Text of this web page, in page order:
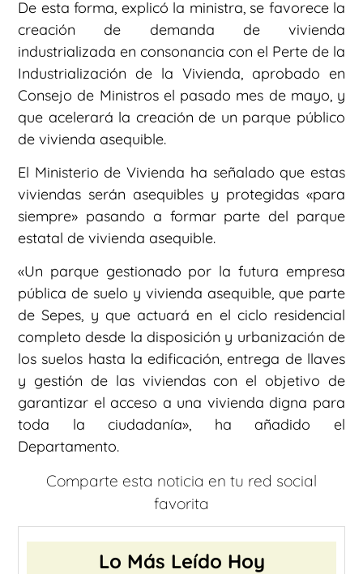
De esta forma, explicó la ministra, se favorece la
creación de demanda de vivienda
industrializada en consonancia con el Perte de la
Industrialización de la Vivienda, aprobado en
Consejo de Ministros el pasado mes de mayo, y
que acelerará la creación de un parque público
de vivienda asequible.
El Ministerio de Vivienda ha señalado que estas
viviendas serán asequibles y protegidas «para
siempre» pasando a formar parte del parque
estatal de vivienda asequible.
«Un parque gestionado por la futura empresa
pública de suelo y vivienda asequible, que parte
de Sepes, y que actuará en el ciclo residencial
completo desde la disposición y urbanización de
los suelos hasta la edificación, entrega de llaves
y gestión de las viviendas con el objetivo de
garantizar el acceso a una vivienda digna para
toda la ciudadanía», ha añadido el
Departamento.
Comparte esta noticia en tu red social
favorita
Lo Más Leído Hoy